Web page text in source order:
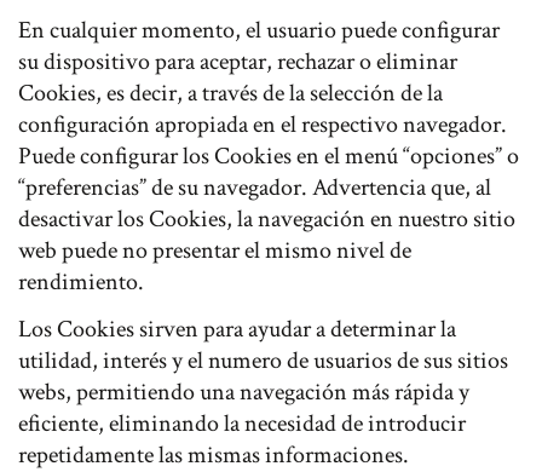
En cualquier momento, el usuario puede configurar
su dispositivo para aceptar, rechazar o eliminar
Cookies, es decir, a través de la selección de la
configuración apropiada en el respectivo navegador.
Puede configurar los Cookies en el menú “opciones” o
“preferencias” de su navegador. Advertencia que, al
desactivar los Cookies, la navegación en nuestro sitio
web puede no presentar el mismo nivel de
rendimiento.
Los Cookies sirven para ayudar a determinar la
utilidad, interés y el numero de usuarios de sus sitios
webs, permitiendo una navegación más rápida y
eficiente, eliminando la necesidad de introducir
repetidamente las mismas informaciones.